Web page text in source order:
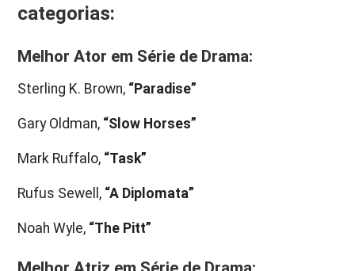
categorias:
Melhor Ator em Série de Drama:
Sterling K. Brown, “Paradise”
Gary Oldman, “Slow Horses”
Mark Ruffalo, “Task”
Rufus Sewell, “A Diplomata”
Noah Wyle, “The Pitt”